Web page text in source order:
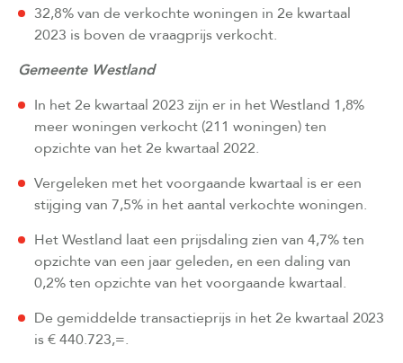
32,8% van de verkochte woningen in 2e kwartaal
2023 is boven de vraagprijs verkocht.
Gemeente Westland
In het 2e kwartaal 2023 zijn er in het Westland 1,8%
meer woningen verkocht (211 woningen) ten
opzichte van het 2e kwartaal 2022.
Vergeleken met het voorgaande kwartaal is er een
stijging van 7,5% in het aantal verkochte woningen.
Het Westland laat een prijsdaling zien van 4,7% ten
opzichte van een jaar geleden, en een daling van
0,2% ten opzichte van het voorgaande kwartaal.
De gemiddelde transactieprijs in het 2e kwartaal 2023
is € 440.723,=.